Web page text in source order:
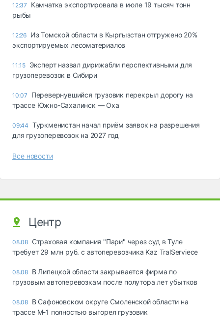
12:37
Камчатка экспортировала в июле 19 тысяч тонн
рыбы
12:26 Из Томской области в Кыргызстан отгружено 20%
экспортируемых лесоматериалов
11:15 Эксперт назвал дирижабли перспективными для
грузоперевозок в Сибири
10:07
Перевернувшийся грузовик перекрыл дорогу на
трассе Южно-Сахалинск — Оха
09:44 Туркменистан начал приём заявок на разрешения
для грузоперевозок на 2027 год
Все новости
Центр
08.08 Страховая компания "Пари" через суд в Туле
требует 29 млн руб. с автоперевозчика Kaz TralServiece
08.08 В Липецкой области закрывается фирма по
грузовым автоперевозкам после полутора лет убытков
08.08 В Сафоновском округе Смоленской области на
трассе М-1 полностью выгорел грузовик